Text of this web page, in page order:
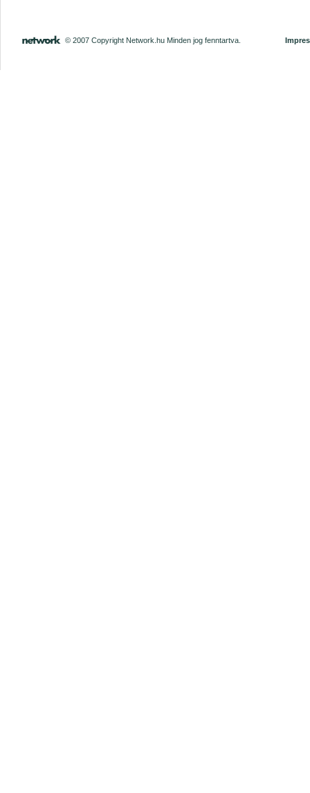
© 2007 Copyright Network.hu Minden jog fenntartva.